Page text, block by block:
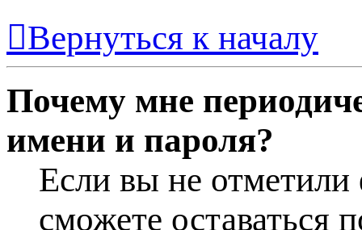
Вернуться к началу
Почему мне
имени и пароля?
Если вы не
сможете оставаться